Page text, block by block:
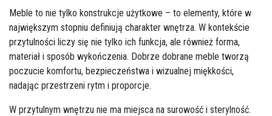
Meble to nie tylko konstrukcje użytkowe – to elementy, które w
największym stopniu definiują charakter wnętrza. W kontekście
przytulności liczy się nie tylko ich funkcja, ale również forma,
materiał i sposób wykończenia. Dobrze dobrane meble tworzą
poczucie komfortu, bezpieczeństwa i wizualnej miękkości,
nadając przestrzeni rytm i proporcje.
W przytulnym wnętrzu nie ma miejsca na surowość i sterylność.